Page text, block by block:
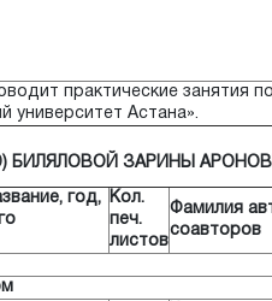
практические занятия
университет Астана».
БИЛЯЛОВОЙ ЗАРИНЫ
год,
Кол.
печ.
листов
Фамилия
соавторов